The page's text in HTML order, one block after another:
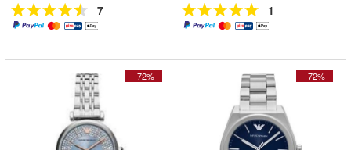
7 1
- 72% - 72%